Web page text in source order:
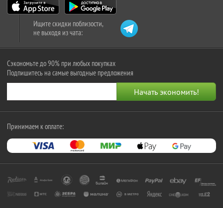
Ищите скидки поблизости,
не выходя из чата:
Сэкономьте до 90% при любых покупках
Подпишитесь на самые выгодные предложения
Принимаем к оплате: